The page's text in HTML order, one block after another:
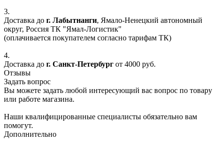
3.
Доставка до г. Лабытнанги, Ямало-Ненецкий автономный
округ, Россия ТК "Ямал-Логистик"
(оплачивается покупателем согласно тарифам ТК)
4.
Доставка до г. Санкт-Петербург от 4000 руб.
Отзывы
Задать вопрос
Вы можете задать любой интересующий вас вопрос по товару
или работе магазина.
Наши квалифицированные специалисты обязательно вам
помогут.
Дополнительно